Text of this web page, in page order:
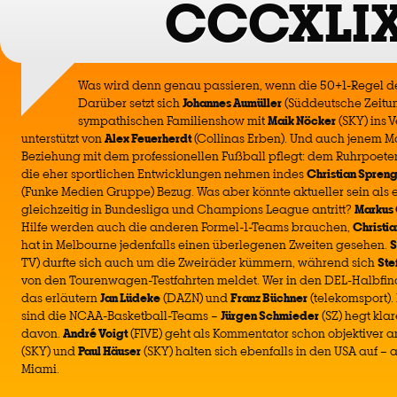
Was wird denn genau passieren, wenn die 50+1-Regel
Darüber setzt sichJohannes Aumüller(Süddeutsche
sympathischen Familienshow mitMaik Nöcker(SKY) ins
unterstützt vonAlex Feuerherdt(Collinas Erben). Und auch jenem
Beziehung mit dem professionellen Fußball pflegt: dem
die eher sportlichen Entwicklungen nehmen indesChristian
(Funke Medien Gruppe) Bezug. Was aber könnte aktueller sein als
gleichzeitig in Bundesliga und Champions League antritt? Markus
Hilfe werden auch die anderen Formel-1-Teams brauchen,
hat in Melbourne jedenfalls einen überlegenen Zweiten gesehen.
TV) durfte sich auch um die Zweiräder kümmern, während sich
von den Tourenwagen-Testfahrten meldet. Wer in den DEL-
das erläuternJan Lüdeke(DAZN) undFranz Büchner
sind die NCAA-Basketball-Teams – Jürgen Schmieder(SZ) hegt
davon.André Voigt(FIVE) geht als Kommentator schon objektiver
(SKY) undPaul Häuser(SKY) halten sich ebenfalls in den USA auf
Miami.